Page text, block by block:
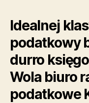
Idealnej
podatkowy
durro
Wola biuro
podatkowe